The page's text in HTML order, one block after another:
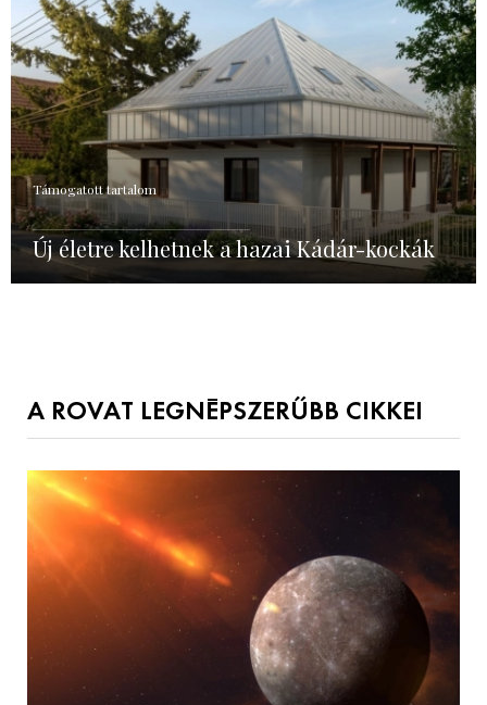
Támogatott tartalom
Új életre kelhetnek a hazai Kádár-kockák
A ROVAT LEGNÉPSZERŰBB CIKKEI